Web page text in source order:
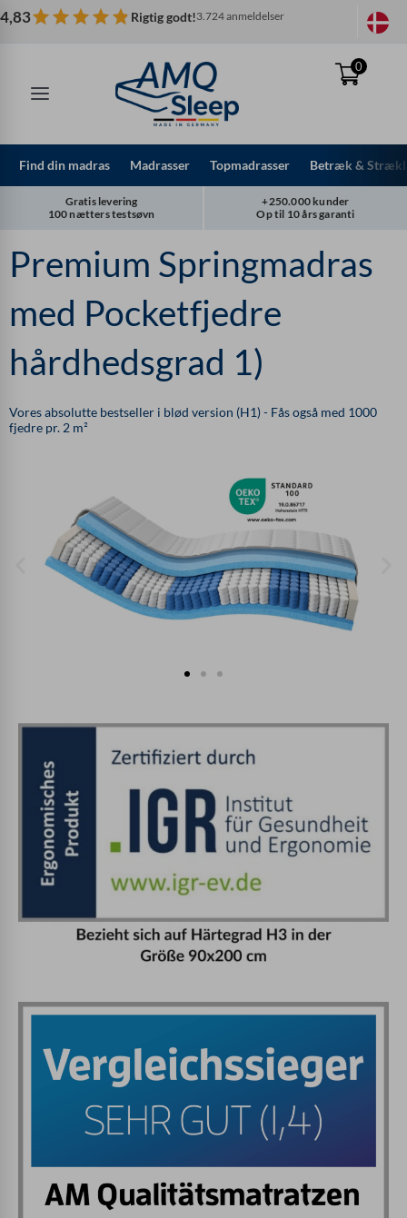
Spring
til
4,83 Rigtig godt!3.724 anmeldelser
0
Find din madras Madrasser Topmadrasser Betræk &
Gratis levering
100 nætters testsøvn
+250.000 kunder
Op til 10 års garanti
Premium Springmadras
med Pocketfjedre
hårdhedsgrad 1)
Vores absolutte bestseller i blød version (H1) - Fås også med 1000
fjedre pr. 2 m²